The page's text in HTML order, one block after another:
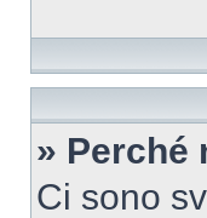
» Perché
Ci sono